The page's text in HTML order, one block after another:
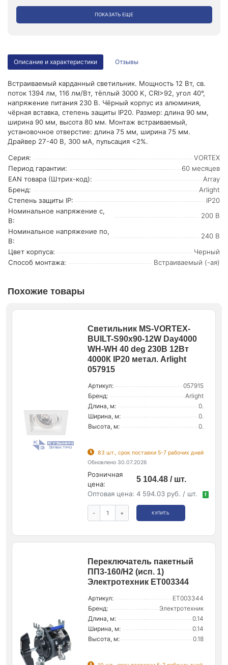
ПОКАЗАТЬ ЕЩЕ
Описание и характеристики Отзывы
Встраиваемый карданный светильник. Мощность 12 Вт, св.
поток 1394 лм, 116 лм/Вт, тёплый 3000 K, CRI>92, угол 40°,
напряжение питания 230 В. Чёрный корпус из алюминия,
чёрная вставка, степень защиты IP20. Размер: длина 90 мм,
ширина 90 мм, высота 80 мм. Монтаж встраиваемый,
установочное отверстие: длина 75 мм, ширина 75 мм.
Драйвер 27-40 В, 300 мА, пульсация <2%.
Серия:
VORTEX
Период гарантии:
60 месяцев
EAN товара (Штрих-код):
Array
Бренд:
Arlight
Степень защиты IP:
IP20
Номинальное напряжение с,
В:
200 В
Номинальное напряжение по,
В:
240 В
Цвет корпуса:
Черный
Способ монтажа:
Встраиваемый (-ая)
Похожие товары
Светильник MS-VORTEX-
BUILT-S90x90-12W Day4000
WH-WH 40 deg 230В 12Вт
4000К IP20 метал. Arlight
057915
Артикул:
057915
Бренд:
Arlight
Длина, м:
0.
Ширина, м:
0.
Высота, м:
0.
83 шт., срок поставки 5-7 рабочих дней
Обновлено 30.07.2026
Розничная
цена:
5 104.48 / шт.
Оптовая цена: 4 594.03 руб. / шт. !
- + КУПИТЬ
Переключатель пакетный
ПП3-160/Н2 (исп. 1)
Электротехник ET003344
Артикул:
ET003344
Бренд:
Электротехник
Длина, м:
0.14
Ширина, м:
0.14
Высота, м:
0.18